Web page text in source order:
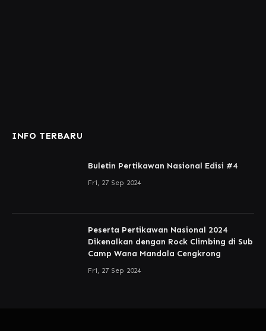
INFO TERBARU
Buletin Pertikawan Nasional Edisi #4
Fri, 27 Sep 2024
Peserta Pertikawan Nasional 2024
Dikenalkan dengan Rock Climbing di Sub
Camp Wana Mandala Cengkrong
Fri, 27 Sep 2024